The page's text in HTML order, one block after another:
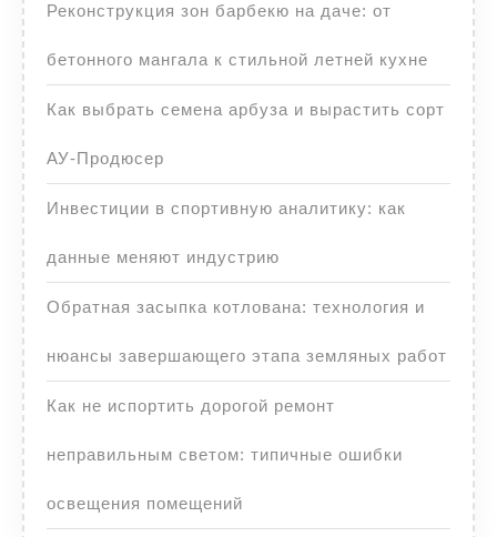
Реконструкция зон барбекю на даче: от
бетонного мангала к стильной летней кухне
Как выбрать семена арбуза и вырастить сорт
АУ-Продюсер
Инвестиции в спортивную аналитику: как
данные меняют индустрию
Обратная засыпка котлована: технология и
нюансы завершающего этапа земляных работ
Как не испортить дорогой ремонт
неправильным светом: типичные ошибки
освещения помещений